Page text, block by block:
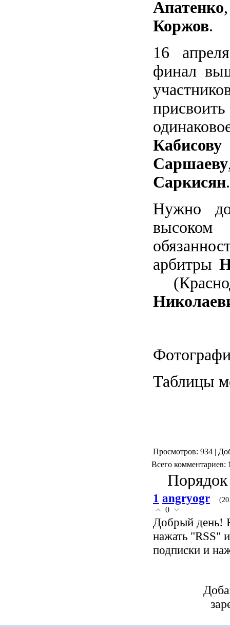
Апатенко
Коржов.
16
финал
Кабисову
Саршаеву
Саркисян.
Нужно
арбитры
Таблицы
Просмотров: 934 |
Всего комментариев:
1 angryogr
0
Добрый день!
нажать "RSS"
подписки и